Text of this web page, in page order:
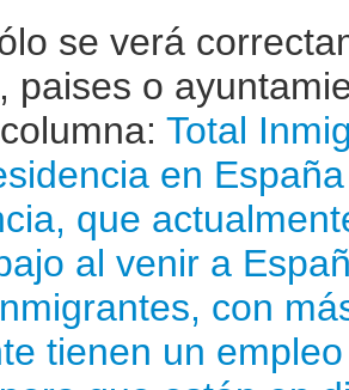
se verá
paises o
Total
en España
que
al venir a
con
tienen un